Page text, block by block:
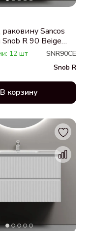
Sancos
Snob R 90 Beige
12 шт
SNR90CE
Snob R
В корзину